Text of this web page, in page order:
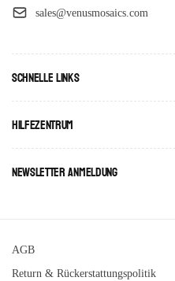
sales@venusmosaics.com
Schnelle Links
Hilfezentrum
Newsletter Anmeldung
AGB
Return & Rückerstattungspolitik